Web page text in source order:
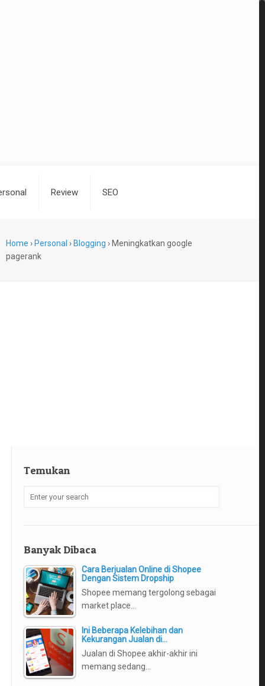
Review SEO
Home › Personal › Blogging › Meningkatkan google
pagerank
Temukan
Banyak Dibaca
Cara Berjualan Online di Shopee
Dengan Sistem Dropship
Shopee memang tergolong sebagai
market place…
Ini Beberapa Kelebihan dan
Kekurangan Jualan di…
Jualan di Shopee akhir-akhir ini
memang sedang…